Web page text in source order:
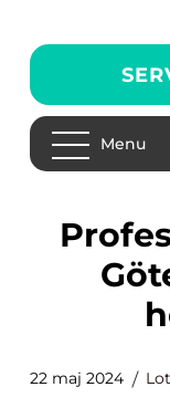
Menu
Professionell målare i
22 maj 2024